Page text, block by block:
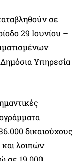
σε
29 Ιουνίου –
Υπηρεσία
δικαιούχους
λοιπών